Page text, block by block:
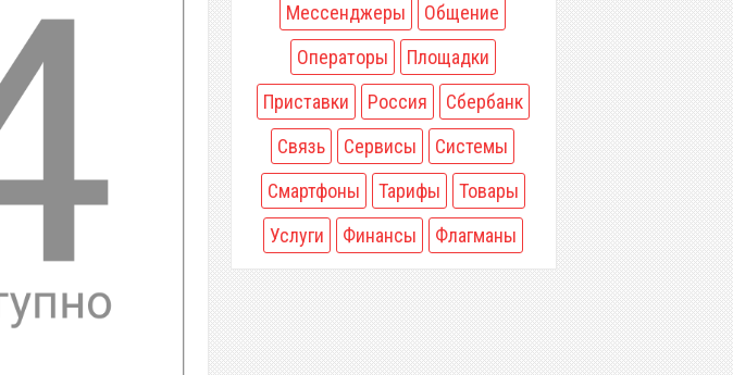
Мессенджеры
Общение
Операторы
Площадки
Приставки
Россия
Сбербанк
Связь
Сервисы
Системы
Смартфоны
Тарифы
Товары
Услуги
Финансы Флагманы